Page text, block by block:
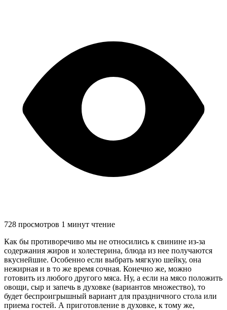
728 просмотров 1 минут чтение
Как бы противоречиво мы не относились к свинине из-за
содержания жиров и холестерина, блюда из нее получаются
вкуснейшие. Особенно если выбрать мягкую шейку, она
нежирная и в то же время сочная. Конечно же, можно
готовить из любого другого мяса. Ну, а если на мясо положить
овощи, сыр и запечь в духовке (вариантов множество), то
будет беспроигрышный вариант для праздничного стола или
приема гостей. А приготовление в духовке, к тому же,